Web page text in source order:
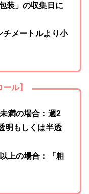
装」の収集日に
チメートルより小
ル】
満の場合：週2
明もしくは半透
上の場合：「粗